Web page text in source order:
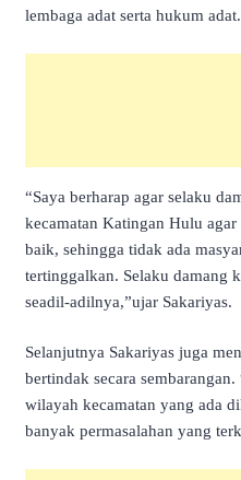
lembaga adat serta hukum adat.
“Saya berharap agar selaku
kecamatan Katingan Hulu
baik, sehingga tidak ada
tertinggalkan. Selaku damang
seadil-adilnya,”ujar Sakariyas.
Selanjutnya Sakariyas juga
bertindak secara
wilayah kecamatan yang ada
banyak permasalahan yang